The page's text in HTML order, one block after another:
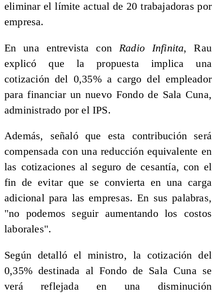
eliminar el límite actual de 20 trabajadoras por
empresa.
En una entrevista con Radio Infinita, Rau
explicó que la propuesta implica una
cotización del 0,35% a cargo del empleador
para financiar un nuevo Fondo de Sala Cuna,
administrado por el IPS.
Además, señaló que esta contribución será
compensada con una reducción equivalente en
las cotizaciones al seguro de cesantía, con el
fin de evitar que se convierta en una carga
adicional para las empresas. En sus palabras,
"no podemos seguir aumentando los costos
laborales".
Según detalló el ministro, la cotización del
0,35% destinada al Fondo de Sala Cuna se
verá reflejada en una disminución